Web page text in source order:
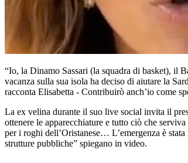
“Io, la Dinamo Sassari (la squadra di basket), il
vacanza sulla sua isola ha deciso di aiutare la
racconta Elisabetta - Contribuirò anch’io come
La ex velina durante il suo live social invita il
ottenere le apparecchiature e tutto ciò che
per i roghi dell’Oristanese… L’emergenza è
strutture pubbliche” spiegano in video.